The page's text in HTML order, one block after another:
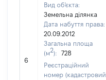
6
Вид об'єкта:
Земельна ділянка
Дата набуття права:
20.09.2012
Загальна площа
(м2):
728
Реєстраційний
номер (кадастровий